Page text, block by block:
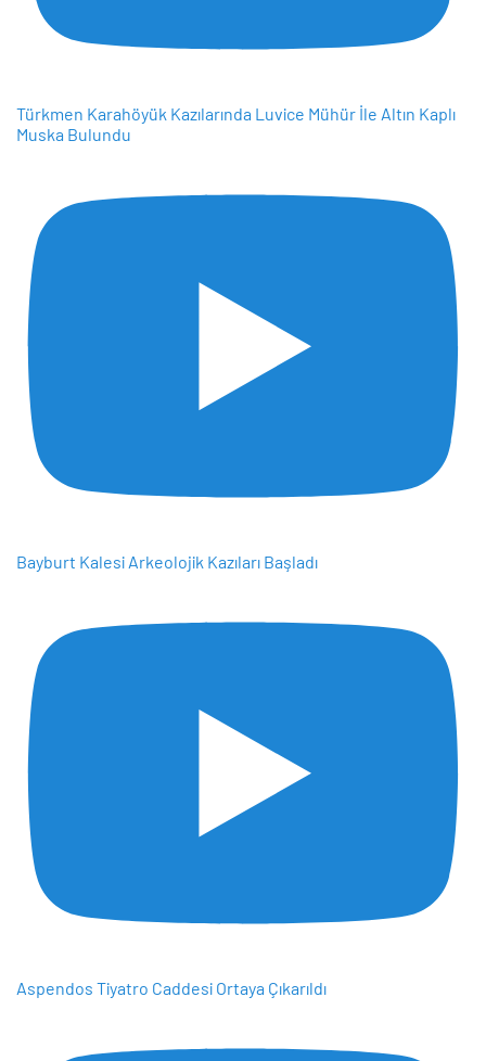
Türkmen Karahöyük Kazılarında Luvice Mühür İle Altın Kaplı
Muska Bulundu
Bayburt Kalesi Arkeolojik Kazıları Başladı
Aspendos Tiyatro Caddesi Ortaya Çıkarıldı